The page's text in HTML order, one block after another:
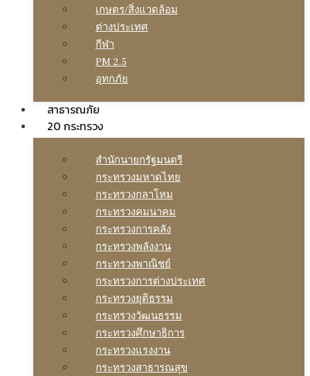
เกษตร/สิ่งแวดล้อม
ต่างประเทศ
กีฬา
PM 2.5
อุทกภัย
สาธารณภัย
20 กระทรวง
สํานักนายกรัฐมนตรี
กระทรวงมหาดไทย
กระทรวงกลาโหม
กระทรวงคมนาคม
กระทรวงการคลัง
กระทรวงพลังงาน
กระทรวงพาณิชย์
กระทรวงการต่างประเทศ
กระทรวงยุติธรรม
กระทรวงวัฒนธรรม
กระทรวงศึกษาธิการ
กระทรวงแรงงาน
กระทรวงสาธารณสุข